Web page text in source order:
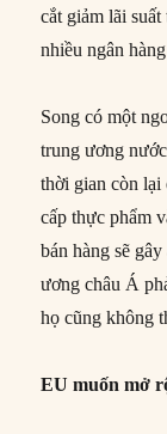
cắt giảm lãi
nhiều ngân
Song có một
trung ương
thời gian còn lại
cấp thực phẩm
bán hàng sẽ
ương châu Á
họ cũng không
EU muốn mở